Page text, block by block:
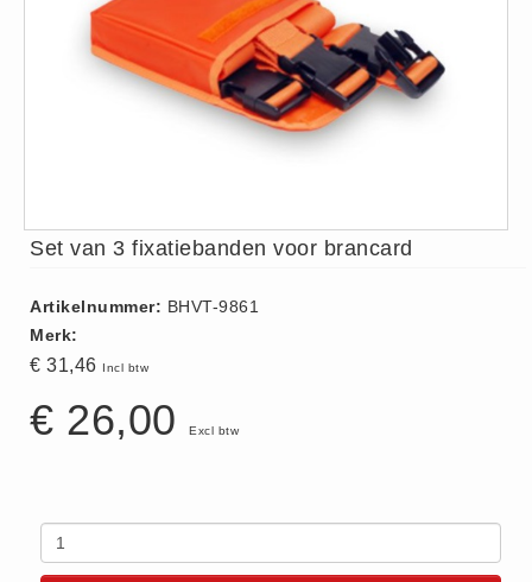
Bedrijfsnoodplannen
Plattegronden
Inspectiecentrale
Nieuws
Klachten
Retourneren
Algemene Voorwaarden
Set van 3 fixatiebanden voor brancard
Artikelnummer: BHVT-9861
Merk:
€ 31,46 Incl btw
€ 26,00 Excl btw